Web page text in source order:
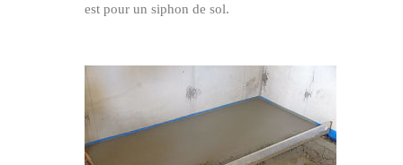
est pour un siphon de sol.